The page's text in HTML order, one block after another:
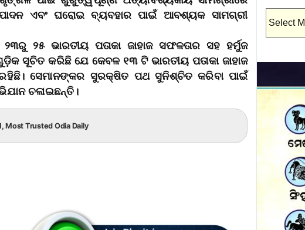
ଏବଂ ଘରୋଇ ବ୍ୟବହାର ପାଇଁ ଆବଶ୍ୟକ ସାମଗ୍ରୀ
୨୫ ଭାରତୀୟ ପତାକା ଜାହାଜ ସଫଳତାର ସହ ହର୍ମୁଜ
ସୂଚିତ କରିଛି ଯେ କେବଳ ୧୩ ଟି ଭାରତୀୟ ପତାକା ଜାହାଜ
ସେମାନଙ୍କର ସୁରକ୍ଷିତ ପଥ ସୁନିଶ୍ଚିତ କରିବା ପାଇଁ
ଚଳାଇଛନ୍ତି।
Most Trusted Odia Daily
Archives